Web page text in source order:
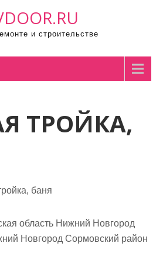
и строительстве
ТРОЙКА,
баня
область Нижний Новгород
Новгород Сормовский район